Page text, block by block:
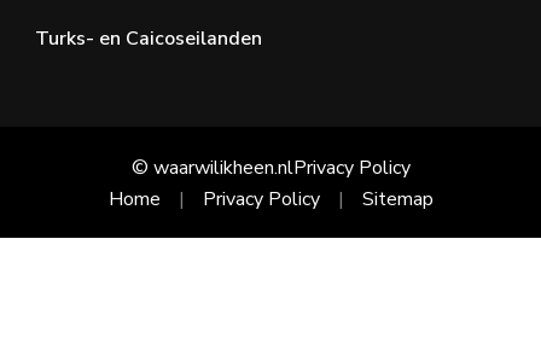
Turks- en Caicoseilanden
© waarwilikheen.nlPrivacy Policy
Home
Privacy Policy Sitemap